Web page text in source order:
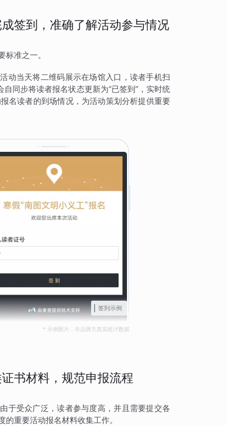
签到，准确了解活动参与情况
准之一。
动当天将二维码展示在场馆入口，读者手机扫
同步将读者报名状态更新为“已签到”，实时统
名读者的到场情况，为活动策划分析提供重要
签到示例
* 示例图片，非品牌方真实统计数据
书材料，规范申报流程
于受众广泛，读者参与度高，并且需要提交各
重要活动报名材料收集工作。